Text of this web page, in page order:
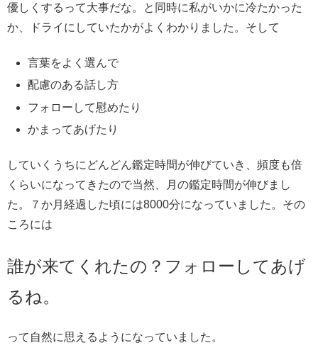
優しくするって大事だな。と同時に私がいかに冷たかった
か、ドライにしていたかがよくわかりました。そして
言葉をよく選んで
配慮のある話し方
フォローして慰めたり
かまってあげたり
していくうちにどんどん鑑定時間が伸びていき、頻度も倍
くらいになってきたので当然、月の鑑定時間が伸びまし
た。７か月経過した頃には8000分になっていました。その
ころには
誰が来てくれたの？フォローしてあげ
るね。
って自然に思えるようになっていました。